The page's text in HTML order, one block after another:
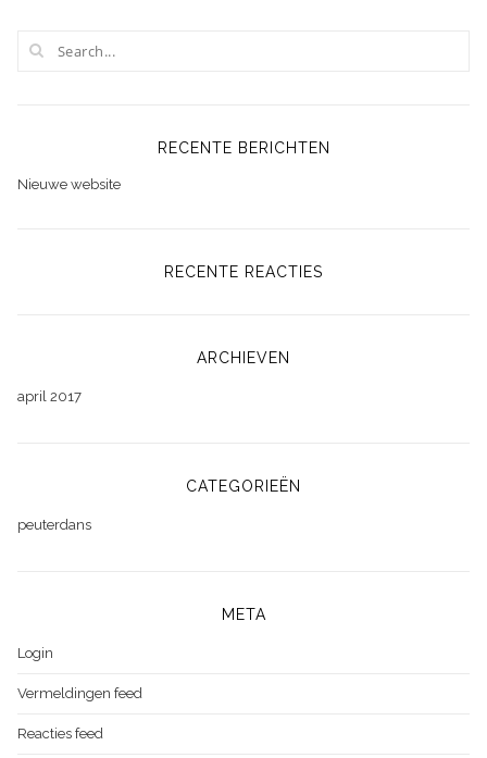
RECENTE BERICHTEN
Nieuwe website
RECENTE REACTIES
ARCHIEVEN
april 2017
CATEGORIEËN
peuterdans
META
Login
Vermeldingen feed
Reacties feed